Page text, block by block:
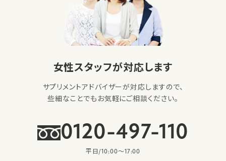
女性スタッフが対応します
サプリメントアドバイザーが対応しますので、
些細なことでもお気軽にご相談ください。
0120-497-110
平日/10:00〜17:00